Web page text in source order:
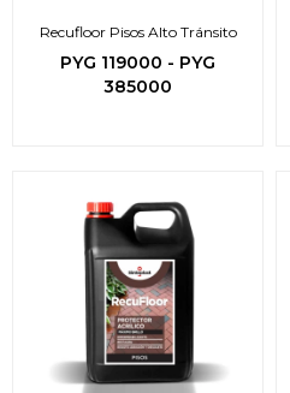
Recufloor Pisos Alto Tránsito
PYG 119000 - PYG
385000